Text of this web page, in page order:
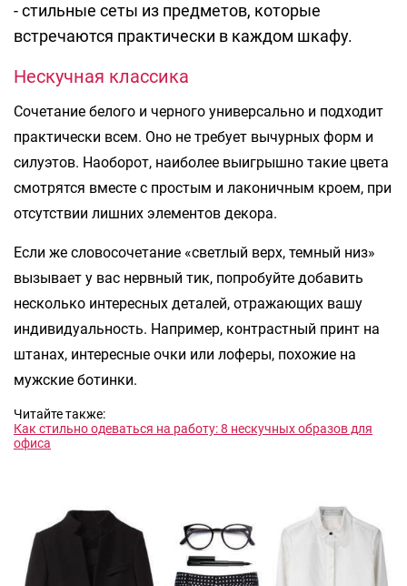
- стильные сеты из предметов, которые
встречаются практически в каждом шкафу.
Нескучная классика
Сочетание белого и черного универсально и подходит
практически всем. Оно не требует вычурных форм и
силуэтов. Наоборот, наиболее выигрышно такие цвета
смотрятся вместе с простым и лаконичным кроем, при
отсутствии лишних элементов декора.
Если же словосочетание «светлый верх, темный низ»
вызывает у вас нервный тик, попробуйте добавить
несколько интересных деталей, отражающих вашу
индивидуальность. Например, контрастный принт на
штанах, интересные очки или лоферы, похожие на
мужские ботинки.
Читайте также:
Как стильно одеваться на работу: 8 нескучных образов для
офиса